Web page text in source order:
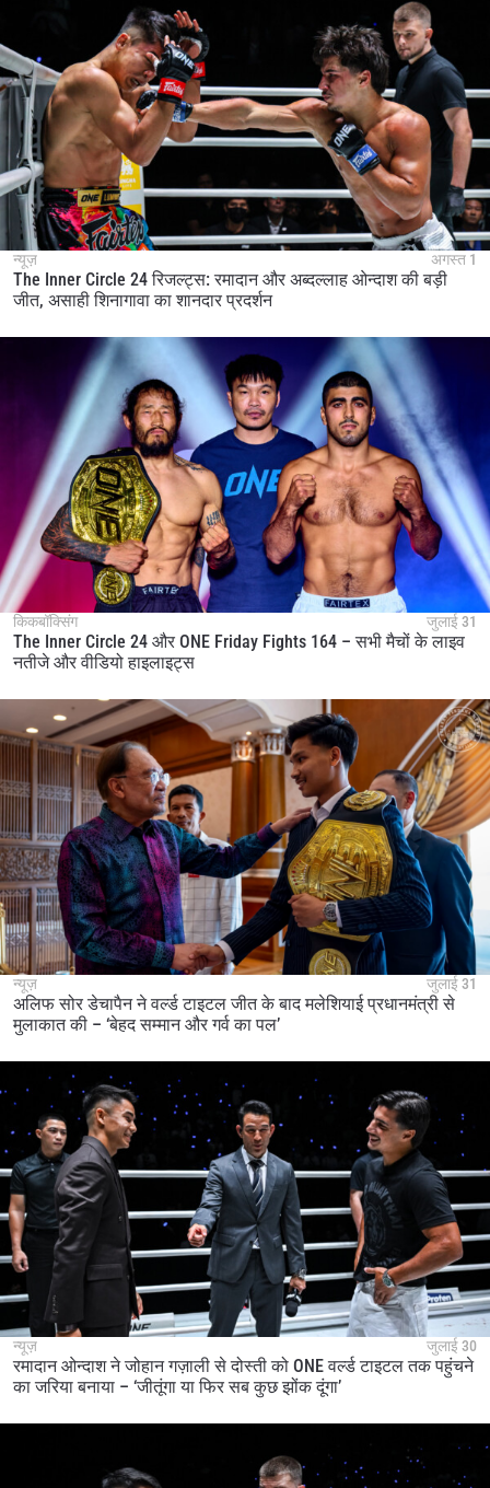
न्यूज़ अगस्त 1
The Inner Circle 24 रिजल्ट्स: रमादान और अब्दल्लाह ओन्दाश की बड़ी
जीत, असाही शिनागावा का शानदार प्रदर्शन
किकबॉक्सिंग जुलाई 31
The Inner Circle 24 और ONE Friday Fights 164 – सभी मैचों के लाइव
नतीजे और वीडियो हाइलाइट्स
न्यूज़ जुलाई 31
अलिफ सोर डेचापैन ने वर्ल्ड टाइटल जीत के बाद मलेशियाई प्रधानमंत्री से
मुलाकात की – ‘बेहद सम्मान और गर्व का पल’
न्यूज़ जुलाई 30
रमादान ओन्दाश ने जोहान गज़ाली से दोस्ती को ONE वर्ल्ड टाइटल तक पहुंचने
का जरिया बनाया – ‘जीतूंगा या फिर सब कुछ झोंक दूंगा’